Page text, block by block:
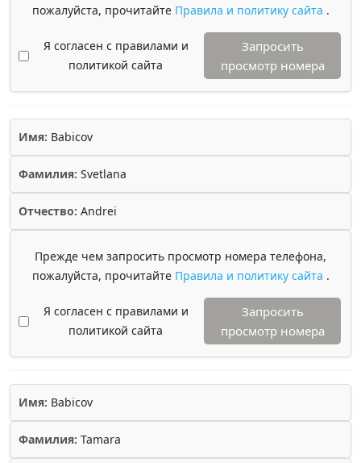
пожалуйста, прочитайте Правила и политику сайта .
Я согласен с правилами и
политикой сайта
Запросить
просмотр номера
Имя: Babicov
Фамилия: Svetlana
Отчество: Andrei
Прежде чем запросить просмотр номера телефона,
пожалуйста, прочитайте Правила и политику сайта .
Я согласен с правилами и
политикой сайта
Запросить
просмотр номера
Имя: Babicov
Фамилия: Tamara